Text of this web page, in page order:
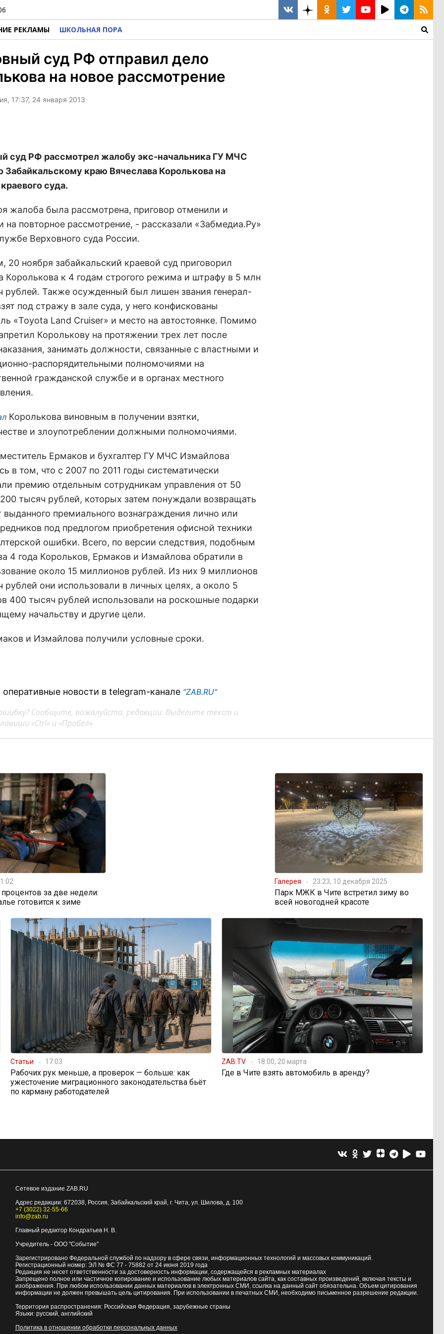
РЕКЛАМЫ ШКОЛЬНАЯ ПОРА
суд РФ отправил дело
на новое рассмотрение
17:37, 24 января 2013
суд РФ рассмотрел жалобу экс-начальника ГУ МЧС
Забайкальскому краю Вячеслава Королькова на
суда.
жалоба была рассмотрена, приговор отменили и
на повторное рассмотрение, - рассказали «Забмедиа.Ру»
Верховного суда России.
20 ноября забайкальский краевой суд приговорил
Королькова к 4 годам строгого режима и штрафу в 5 млн
рублей. Также осужденный был лишен звания генерал-
под стражу в зале суда, у него конфискованы
«Toyota Land Cruiser» и место на автостоянке. Помимо
Королькову на протяжении трех лет после
занимать должности, связанные с властными и
распорядительными полномочиями на
гражданской службе и в органах местного
Королькова виновным в получении взятки,
и злоупотреблении должными полномочиями.
Ермаков и бухгалтер ГУ МЧС Измайлова
в том, что с 2007 по 2011 годы систематически
премию отдельным сотрудникам управления от 50
тысяч рублей, которых затем понуждали возвращать
выданного премиального вознаграждения лично или
под предлогом приобретения офисной техники
ошибки. Всего, по версии следствия, подобным
4 года Корольков, Ермаков и Измайлова обратили в
около 15 миллионов рублей. Из них 9 миллионов
рублей они использовали в личных целях, а около 5
400 тысяч рублей использовали на роскошные подарки
начальству и другие цели.
и Измайлова получили условные сроки.
новости в telegram-канале "ZAB.RU"
Сообщите, пожалуйста, редакции. Выделите текст и
«Ctrl» и «Пробел»
за две недели:
готовится к зиме
Галерея 23:23, 10 декабря 2025
Парк МЖК в Чите встретил зиму во
всей новогодней красоте
Статьи 17:03
Рабочих рук меньше, а проверок — больше: как
ужесточение миграционного законодательства бьёт
по карману работодателей
ZAB.TV 18:00, 20 марта
Где в Чите взять автомобиль в аренду?
Сетевое издание ZAB.RU
Адрес редакции: 672038, Россия, Забайкальский край, г. Чита, ул. Шилова, д. 100
+7 (3022) 32-55-66
info@zab.ru
Главный редактор Кондратьев Н. В.
Учредитель - ООО "Событие"
Зарегистрировано Федеральной службой по надзору в сфере связи, информационных технологий и массовых коммуникаций.
Регистрационный номер: ЭЛ № ФС 77 - 75882 от 24 июня 2019 года
Редакция не несет ответственности за достоверность информации, содержащейся в рекламных материалах
Запрещено полное или частичное копирование и использование любых материалов сайта, как составных произведений, включая тексты и
изображения. При любом использовании данных материалов в электронных СМИ, ссылка на данный сайт обязательна. Объем цитирования
информации не должен превышать цель цитирования. При использовании в печатных СМИ, необходимо письменное разрешение редакции.
Территория распространения: Российская Федерация, зарубежные страны
Языки: русский, английский
Политика в отношении обработки персональных данных